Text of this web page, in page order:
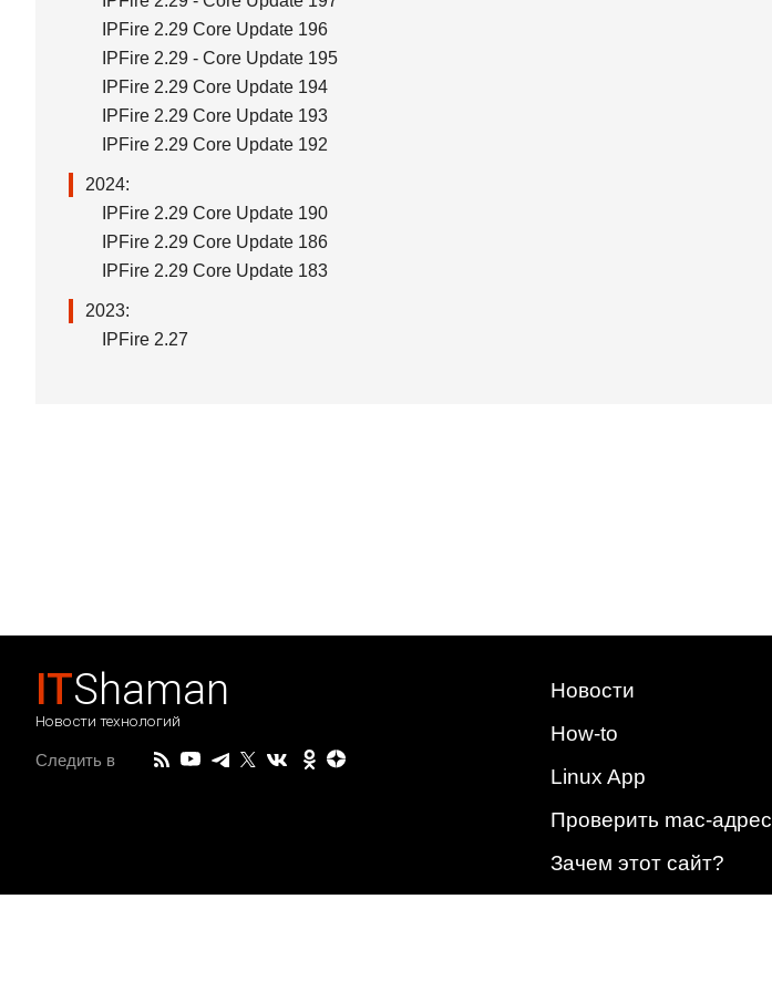
IPFire 2.29 Core Update 196
IPFire 2.29 - Core Update 195
IPFire 2.29 Core Update 194
IPFire 2.29 Core Update 193
IPFire 2.29 Core Update 192
2024:
IPFire 2.29 Core Update 190
IPFire 2.29 Core Update 186
IPFire 2.29 Core Update 183
2023:
IPFire 2.27
ITShaman
Новости технологий
Следить в
Новости
How-to
Linux App
Проверить mac-адрес
Зачем этот сайт?